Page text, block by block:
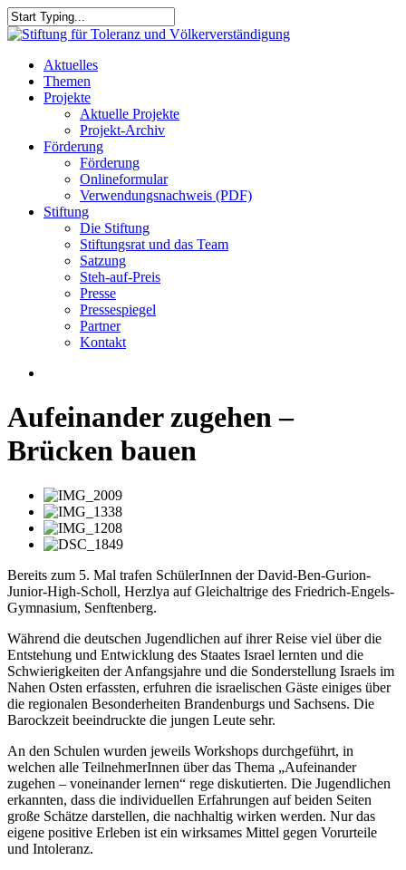
Skip
to
content
Close
search
Menu
Aktuelles
Themen
Projekte
Aktuelle Projekte
Projekt-Archiv
Förderung
Förderung
Onlineformular
Verwendungsnachweis (PDF)
Stiftung
Die Stiftung
Stiftungsrat und das Team
Satzung
Steh-auf-Preis
Presse
Pressespiegel
Partner
Kontakt
Aufeinander zugehen –
Brücken bauen
Bereits zum 5. Mal trafen SchülerInnen der David-Ben-Gurion-
Junior-High-Scholl, Herzlya auf Gleichaltrige des Friedrich-Engels-
Gymnasium, Senftenberg.
Während die deutschen Jugendlichen auf ihrer Reise viel über die
Entstehung und Entwicklung des Staates Israel lernten und die
Schwierigkeiten der Anfangsjahre und die Sonderstellung Israels im
Nahen Osten erfassten, erfuhren die israelischen Gäste einiges über
die regionalen Besonderheiten Brandenburgs und Sachsens. Die
Barockzeit beeindruckte die jungen Leute sehr.
An den Schulen wurden jeweils Workshops durchgeführt, in
welchen alle TeilnehmerInnen über das Thema „Aufeinander
zugehen – voneinander lernen“ rege diskutierten. Die Jugendlichen
erkannten, dass die individuellen Erfahrungen auf beiden Seiten
große Schätze darstellen, die nachhaltig wirken werden. Nur das
eigene positive Erleben ist ein wirksames Mittel gegen Vorurteile
und Intoleranz.